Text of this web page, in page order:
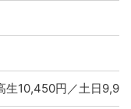
生10,450円／土日